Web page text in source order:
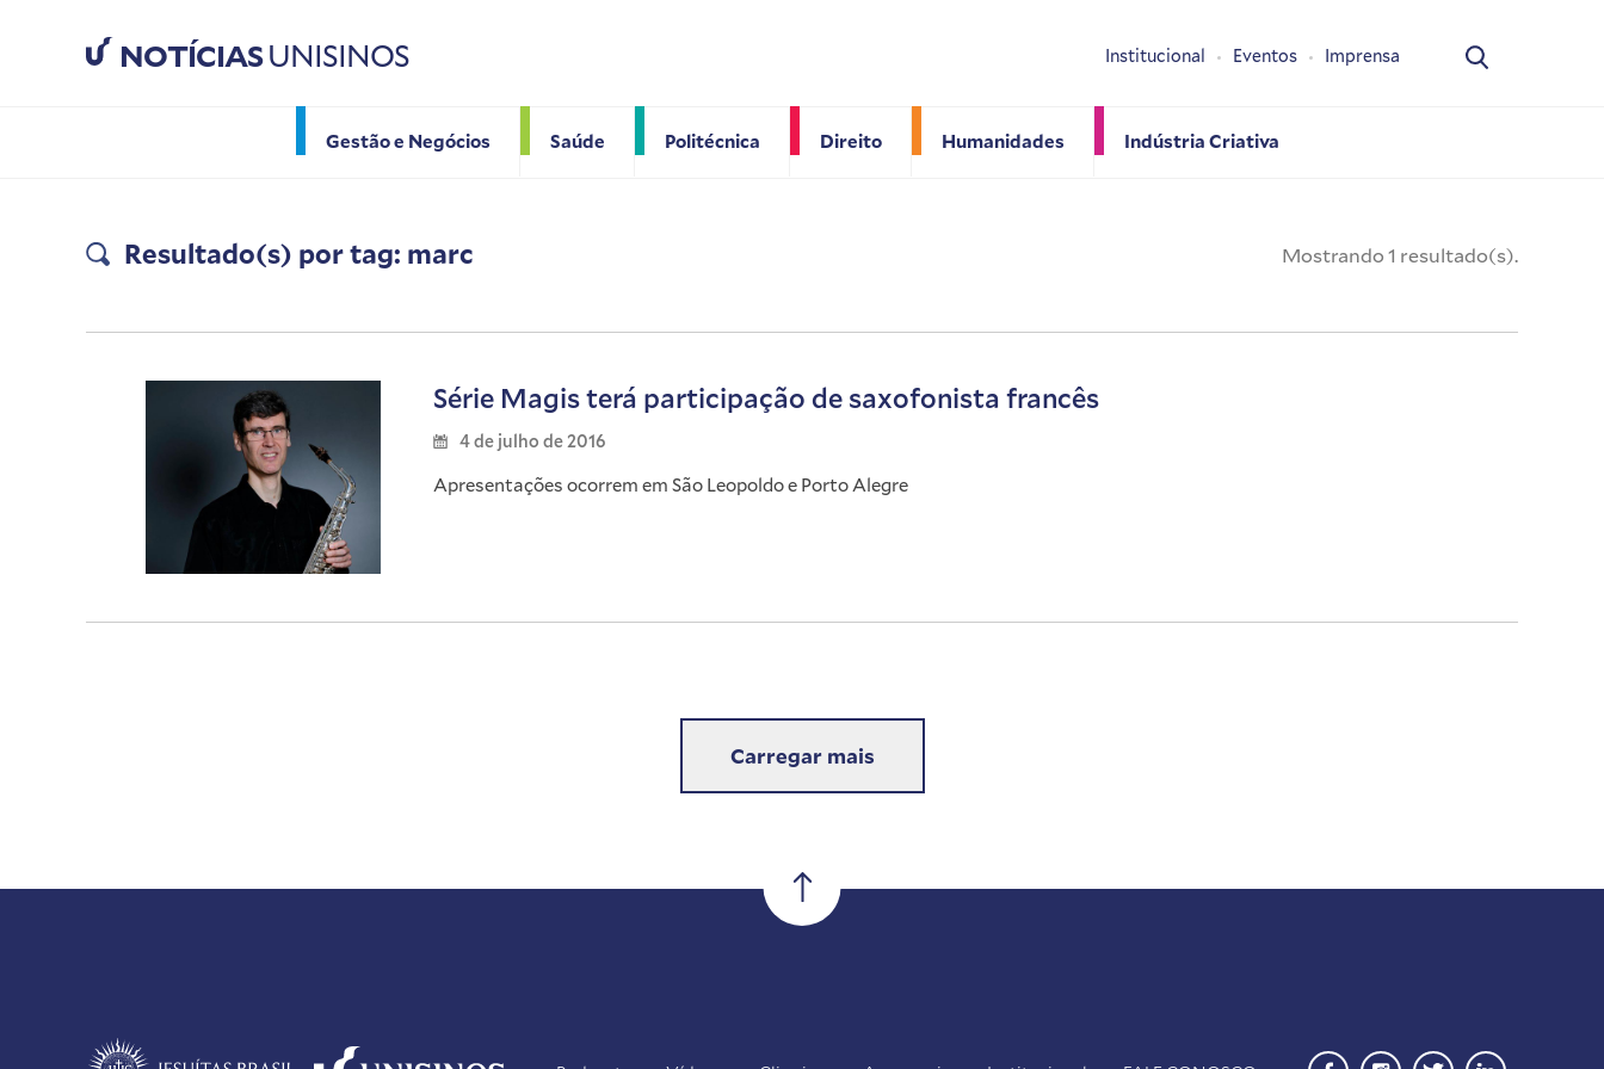
NOTÍCIASUNISINOS
Gestão e Negócios Saúde Politécnica Direito Humanidades Indústria Criativa
Institucional Eventos Imprensa
Resultado(s) por tag: marc Mostrando 1 resultado(s).
Série Magis terá participação de saxofonista francês
4 de julho de 2016
Apresentações ocorrem em São Leopoldo e Porto Alegre
Carregar mais